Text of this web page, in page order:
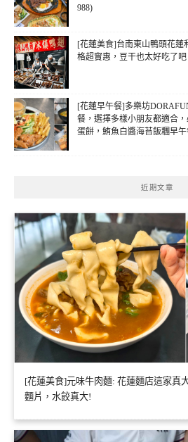
988)
[花蓮美食]台南東山鴨頭花蓮
格超實惠，豆干也太好吃了
[花蓮早午餐]多樂坊
餐，選擇多樣小朋友都適合
蛋餅，鮪魚白醬海苔飯糰早
近期文章
[花蓮美食]元味牛肉麵: 花蓮麵店這家真
麵片，水餃真大!